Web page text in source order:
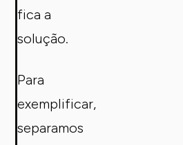
fica a
solução.
Para
exemplificar,
separamos